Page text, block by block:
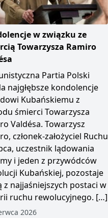
w związku ze
Towarzysza Ramiro
Partia Polski
najgłębsze kondolencje
Kubańskiemu z
śmierci Towarzysza
Valdésa. Towarzysz
członek-założyciel Ruchu
uczestnik lądowania
i jeden z przywódców
Kubańskiej, pozostaje
z najjaśniejszych postaci w
ruchu rewolucyjnego. […]
2026